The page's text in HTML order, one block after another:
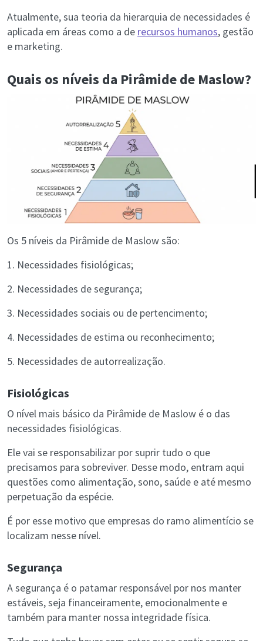
Atualmente, sua teoria da hierarquia de necessidades é
aplicada em áreas como a de recursos humanos, gestão
e marketing.
Quais os níveis da Pirâmide de Maslow?
Os 5 níveis da Pirâmide de Maslow são:
1. Necessidades fisiológicas;
2. Necessidades de segurança;
3. Necessidades sociais ou de pertencimento;
4. Necessidades de estima ou reconhecimento;
5. Necessidades de autorrealização.
Fisiológicas
O nível mais básico da Pirâmide de Maslow é o das
necessidades fisiológicas.
Ele vai se responsabilizar por suprir tudo o que
precisamos para sobreviver. Desse modo, entram aqui
questões como alimentação, sono, saúde e até mesmo
perpetuação da espécie.
É por esse motivo que empresas do ramo alimentício se
localizam nesse nível.
Segurança
A segurança é o patamar responsável por nos manter
estáveis, seja financeiramente, emocionalmente e
também para manter nossa integridade física.